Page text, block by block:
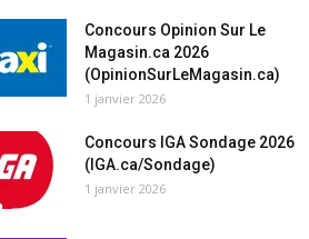
Concours Opinion Sur Le
Magasin.ca 2026
(OpinionSurLeMagasin.ca)
1 janvier 2026
Concours IGA Sondage 2026
(IGA.ca/Sondage)
1 janvier 2026